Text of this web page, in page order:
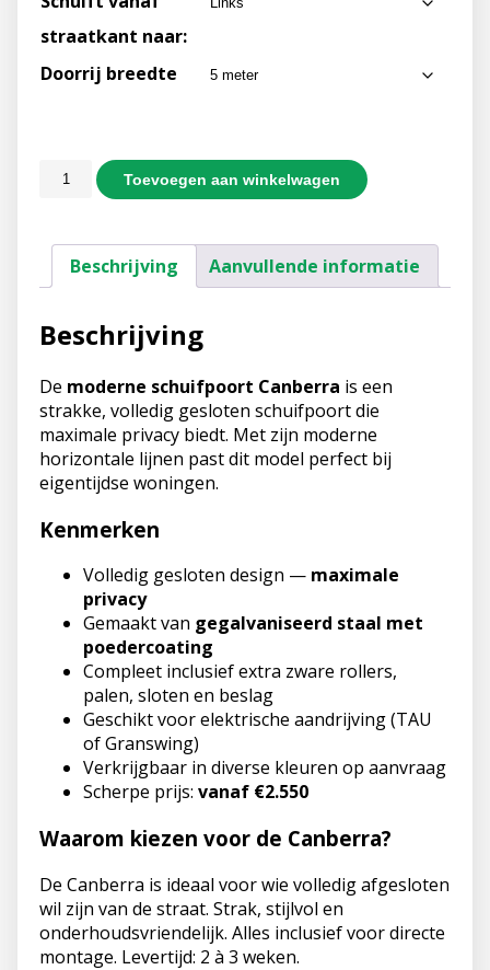
straatkant naar:
Doorrij breedte
Toevoegen aan winkelwagen
Beschrijving Aanvullende informatie
Beschrijving
De moderne schuifpoort Canberra is een
strakke, volledig gesloten schuifpoort die
maximale privacy biedt. Met zijn moderne
horizontale lijnen past dit model perfect bij
eigentijdse woningen.
Kenmerken
Volledig gesloten design — maximale
privacy
Gemaakt van gegalvaniseerd staal met
poedercoating
Compleet inclusief extra zware rollers,
palen, sloten en beslag
Geschikt voor elektrische aandrijving (TAU
of Granswing)
Verkrijgbaar in diverse kleuren op aanvraag
Scherpe prijs: vanaf €2.550
Waarom kiezen voor de Canberra?
De Canberra is ideaal voor wie volledig afgesloten
wil zijn van de straat. Strak, stijlvol en
onderhoudsvriendelijk. Alles inclusief voor directe
montage. Levertijd: 2 à 3 weken.